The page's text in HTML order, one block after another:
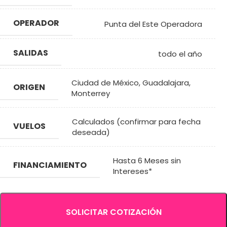
OPERADOR Punta del Este Operadora
SALIDAS todo el año
ORIGEN Ciudad de México,Guadalajara,
Monterrey
VUELOS
Calculados (confirmar para fecha
deseada)
FINANCIAMIENTO
Hasta 6 Meses sin
Intereses*
SOLICITAR COTIZACIÓN